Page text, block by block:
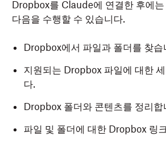
Dropbox를 Claude에 연결한 후에
다음을 수행할 수 있습니다.
Dropbox에서 파일과 폴더를 찾습
지원되는 Dropbox 파일에 대한
다.
Dropbox 폴더와 콘텐츠를 정리합
파일 및 폴더에 대한 Dropbox 링